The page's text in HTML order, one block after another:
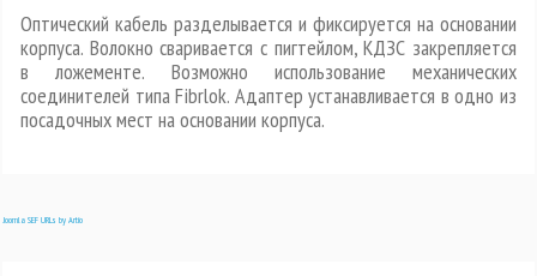
Оптический кабель разделывается и фиксируется на основании
корпуса. Волокно сваривается с пигтейлом, КДЗС закрепляется
в ложементе. Возможно использование механических
соединителей типа Fibrlok. Адаптер устанавливается в одно из
посадочных мест на основании корпуса.
Joomla SEF URLs by Artio